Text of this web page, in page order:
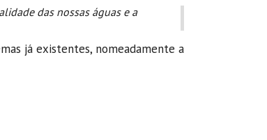
das nossas águas e a
já existentes, nomeadamente a